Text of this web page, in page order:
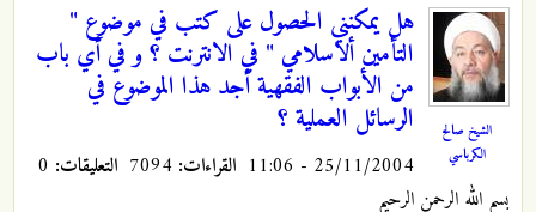
الشيخ صالح
الكرباسي
هل يمكنني الحصول على كتب في موضوع "
التأمين ألاسلامي " في الانترنت ؟ و في أي باب
من الأبواب الفقهية أجد هذا الموضوع في
الرسائل العملية ؟
25/11/2004 - 11:06 القراءات: التعليقات:
بسم الله الرحمن الرحيم